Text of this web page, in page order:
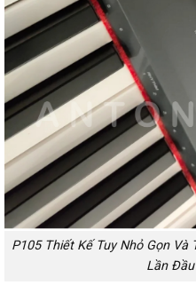
P105 Thiết Kế Tuy Nhỏ Gọn
Lần